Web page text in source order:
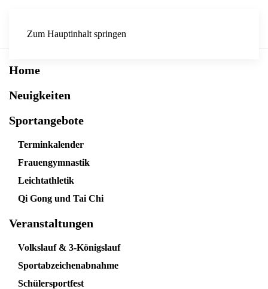
Zum Hauptinhalt springen
Home
Neuigkeiten
Sportangebote
Terminkalender
Frauengymnastik
Leichtathletik
Qi Gong und Tai Chi
Veranstaltungen
Volkslauf & 3-Königslauf
Sportabzeichenabnahme
Schülersportfest